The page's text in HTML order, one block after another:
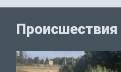
Происшествия